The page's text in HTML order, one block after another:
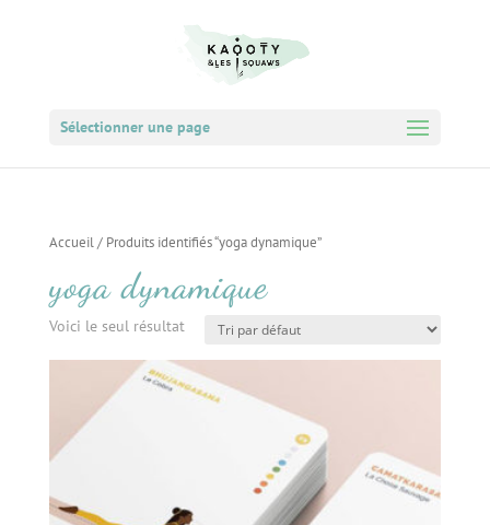
Sélectionner une page
Accueil/ Produits identifiés “yoga dynamique”
yoga dynamique
Voici le seul résultat